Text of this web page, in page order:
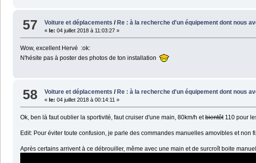
57 Voiture et déplacements /Re : à la recherche d'un équipement dont nous
«le: 04 juillet 2018 à 11:03:27 »
Wow, excellent Hervé :ok:
N'hésite pas à poster des photos de ton installation
58 Voiture et déplacements / Re : à la recherche d'un équipement dont nous
«le: 04 juillet 2018 à 00:14:11 »
Ok, ben là faut oublier la sportivité, faut cruiser d'une main, 80km/h etbientôt110 pour
Edit: Pour éviter toute confusion, je parle des commandes manuelles amovibles et non
Après certains arrivent à ce débrouiller, même avec une main et de surcroît boite